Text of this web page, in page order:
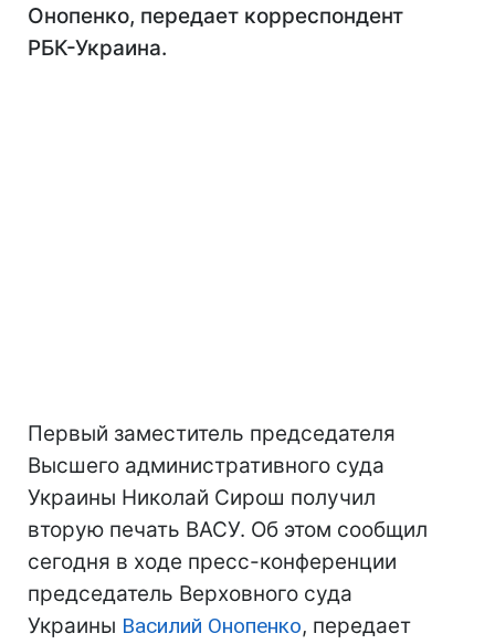
Онопенко, передает корреспондент
РБК-Украина.
Первый заместитель председателя
Высшего административного суда
Украины Николай Сирош получил
вторую печать ВАСУ. Об этом сообщил
сегодня в ходе пресс-конференции
председатель Верховного суда
Украины Василий Онопенко, передает